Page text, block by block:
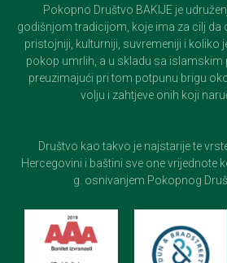
Pokopno Društvo BAKIJE je
godišnjom tradicijom, koje ima za cilj da
pristojniji, kulturniji, suvremeniji i koliko
pokop umrlih, a u skladu sa islamskim
preuzimajući pri tom potpunu brigu
volju i zahtjeve onih koji
Društvo kao takvo je najstarije te
Hercegovini i baštini sve one vrijednote
g. osnivanjem Pokopnog